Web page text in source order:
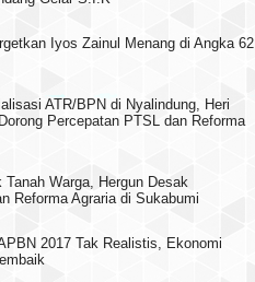
Iyos Zainul Menang di Angka 62
ATR/BPN di Nyalindung, Heri
Percepatan PTSL dan Reforma
Tanah Warga, Hergun Desak
Reforma Agraria di Sukabumi
2017 Tak Realistis, Ekonomi